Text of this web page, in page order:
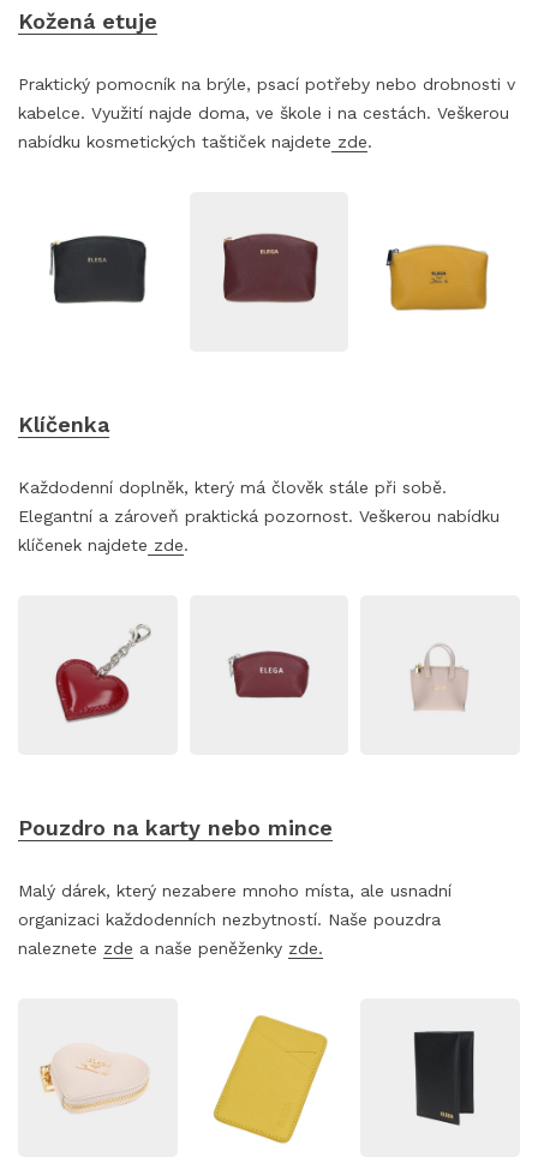
Kožená etuje
Praktický pomocník na brýle, psací potřeby nebo drobnosti v
kabelce. Využití najde doma, ve škole i na cestách. Veškerou
nabídku kosmetických taštiček najdete zde.
Klíčenka
Každodenní doplněk, který má člověk stále při sobě.
Elegantní a zároveň praktická pozornost. Veškerou nabídku
klíčenek najdete zde.
Pouzdro na karty nebo mince
Malý dárek, který nezabere mnoho místa, ale usnadní
organizaci každodenních nezbytností. Naše pouzdra
naleznete zde a naše peněženky zde.